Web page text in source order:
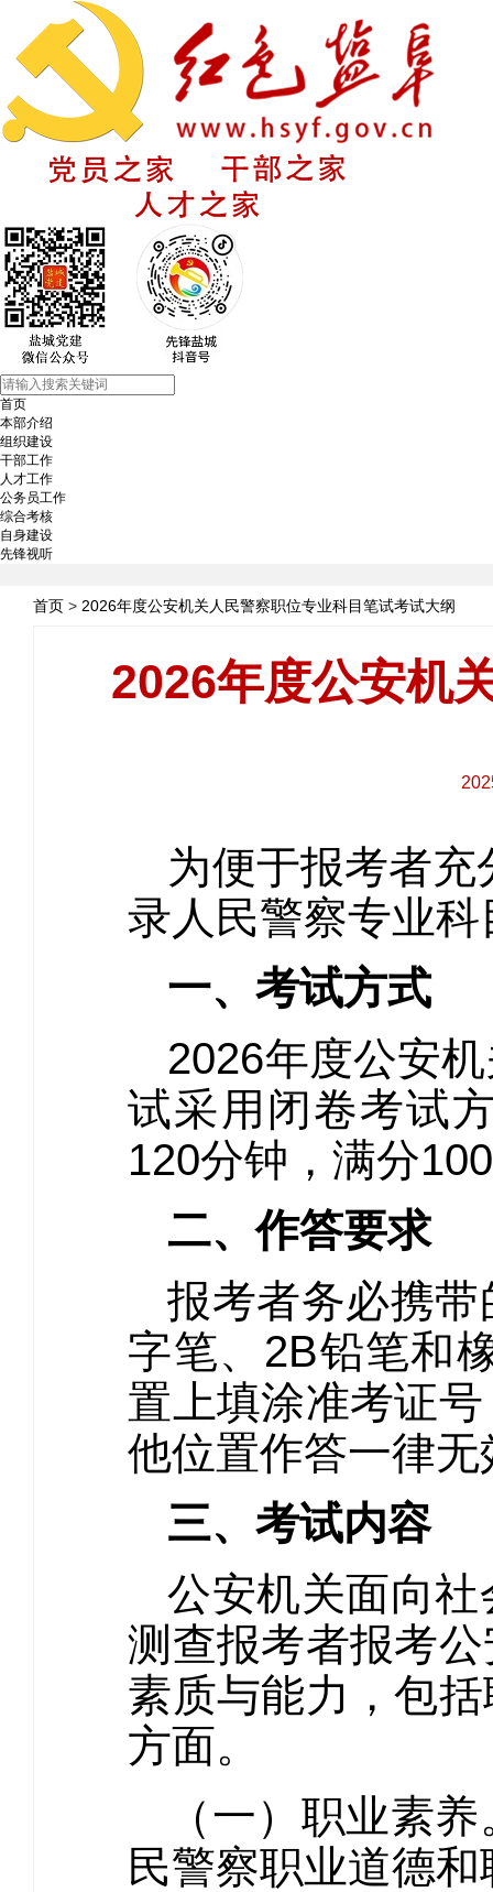
首页
本部介绍
组织建设
干部工作
人才工作
公务员工作
综合考核
自身建设
先锋视听
首页 > 2026年度公安机关人民警察职位专业科目笔试考试大纲
2026年度公安机
为便于报考者
录人民警察专业
一、考试方式
2026年度公安
试采用闭卷考试
120分钟，满分
二、作答要求
报考者务必携
字笔、2B铅笔和
置上填涂准考证
他位置作答一律无
三、考试内容
公安机关面向
测查报考者报考
素质与能力，包
方面。
（一）职业素
民警察职业道德